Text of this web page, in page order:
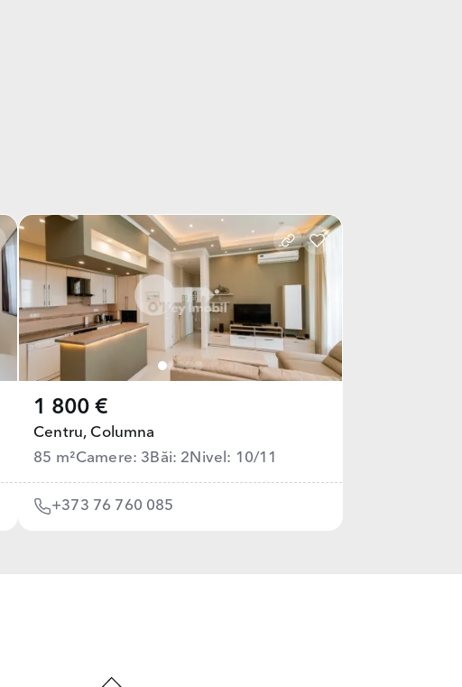
1 800 €
Centru, Columna
85 m²Camere: 3 Băi: 2 Nivel: 10/11
+373 76 760 085